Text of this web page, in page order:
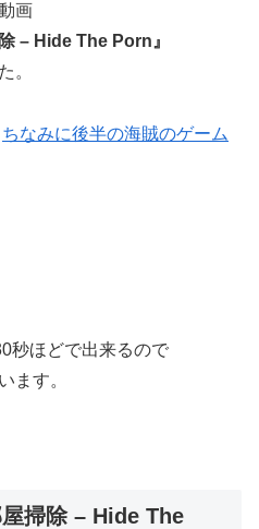
画
– Hide The Porn』
。
ちなみに後半の海賊のゲーム
秒ほどで出来るので
ます。
掃除 – Hide The